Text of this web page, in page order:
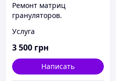
Ремонт матриц
грануляторов.
Услуга
3 500 грн
Написать